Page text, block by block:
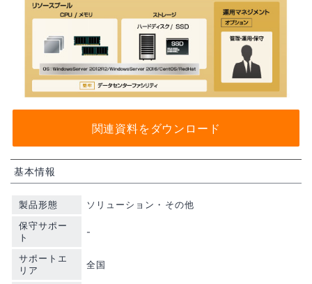
関連資料をダウンロード
基本情報
製品形態
ソリューション・その他
保守サポー
ト
-
サポートエ
リア
全国